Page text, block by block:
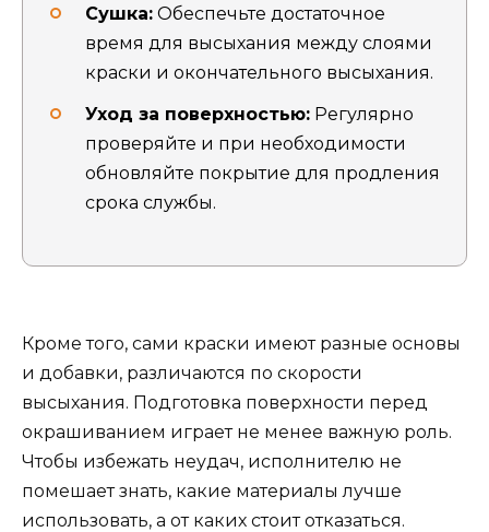
Сушка: Обеспечьте достаточное
время для высыхания между слоями
краски и окончательного высыхания.
Уход за поверхностью: Регулярно
проверяйте и при необходимости
обновляйте покрытие для продления
срока службы.
Кроме того, сами краски имеют разные основы
и добавки, различаются по скорости
высыхания. Подготовка поверхности перед
окрашиванием играет не менее важную роль.
Чтобы избежать неудач, исполнителю не
помешает знать, какие материалы лучше
использовать, а от каких стоит отказаться.